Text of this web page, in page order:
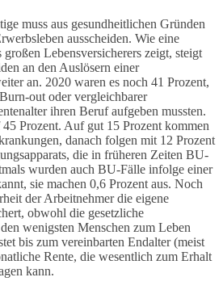
muss aus gesundheitlichen Gründen
ausscheiden. Wie eine
Lebensversicherers zeigt, steigt
an den Auslösern einer
an. 2020 waren es noch 41 Prozent,
out oder vergleichbarer
ihren Beruf aufgeben mussten.
Prozent. Auf gut 15 Prozent kommen
danach folgen mit 12 Prozent
die in früheren Zeiten BU-
wurden auch BU-Fälle infolge einer
sie machen 0,6 Prozent aus. Noch
der Arbeitnehmer die eigene
obwohl die gesetzliche
wenigsten Menschen zum Leben
bis zum vereinbarten Endalter (meist
Rente, die wesentlich zum Erhalt
kann.